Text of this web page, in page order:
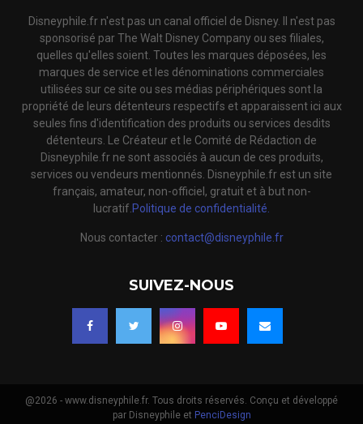
Disneyphile.fr n'est pas un canal officiel de Disney. Il n'est pas
sponsorisé par The Walt Disney Company ou ses filiales,
quelles qu'elles soient. Toutes les marques déposées, les
marques de service et les dénominations commerciales
utilisées sur ce site ou ses médias périphériques sont la
propriété de leurs détenteurs respectifs et apparaissent ici aux
seules fins d'identification des produits ou services desdits
détenteurs. Le Créateur et le Comité de Rédaction de
Disneyphile.fr ne sont associés à aucun de ces produits,
services ou vendeurs mentionnés. Disneyphile.fr est un site
français, amateur, non-officiel, gratuit et à but non-
lucratif. Politique de confidentialité.
Nous contacter : contact@disneyphile.fr
SUIVEZ-NOUS
@2026 - www.disneyphile.fr. Tous droits réservés. Conçu et développé
par Disneyphile et PenciDesign